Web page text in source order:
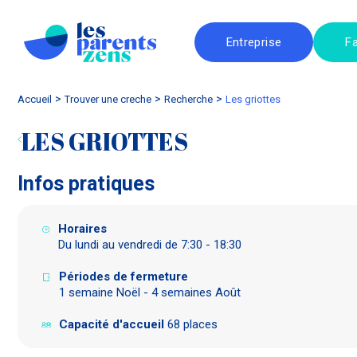
Entreprise
Accueil trouver une creche Recherche les griottes
LES GRIOTTES
Infos pratiques
Horaires
Du lundi au vendredi de 7:30 - 18:30
Périodes de fermeture
1 semaine Noël - 4 semaines Août
Capacité d'accueil 68 places